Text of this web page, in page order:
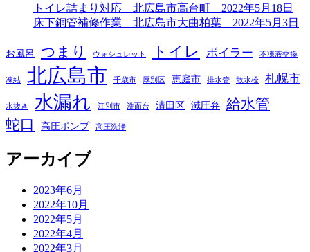
トイレ詰まり対応 北広島市高台町 2022年5月18日
床下銅管補修作業 北広島市大曲柏葉 2022年5月3日
お風呂 つまり ウォシュレット トイレ ボイラー 不凍液交換
凍結 北広島市 千歳市 厚別区 恵庭市 排水管 散水栓 札幌市
水抜き 水漏れ 江別市 洗面台 清田区 減圧弁 給水管
蛇口
高圧ポンプ 高圧洗浄
アーカイブ
2023年6月
2022年10月
2022年5月
2022年4月
2022年3月